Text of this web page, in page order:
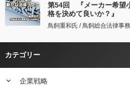
第54回 『メーカー希望
格を決めて良いか？』
鳥飼重和氏 / 鳥飼総合法律事
カテゴリー
keyboard_arrow_down 企業戦略